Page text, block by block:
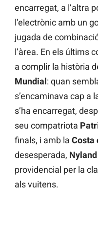
encarregat, a l’altra
l’electrònic amb un
jugada de
l’àrea. En els últims
a complir la història
Mundial: quan
s’encaminava cap a
s’ha encarregat,
seu compatriota
finals, i amb la Costa
desesperada, Nyland
providencial per la
als vuitens.